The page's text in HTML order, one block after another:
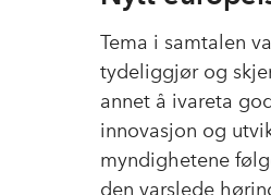
Tema i samtalen
tydeliggjør og
annet å ivareta
innovasjon og
myndighetene
den varslede